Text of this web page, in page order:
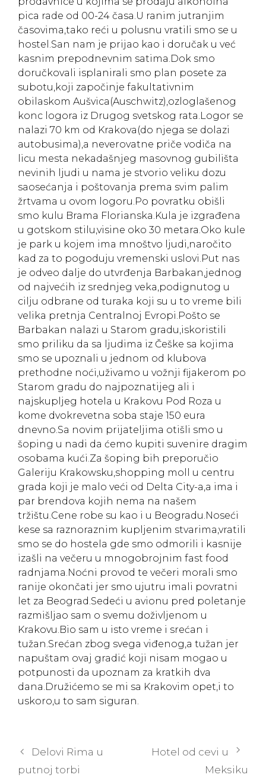
pica rade od 00-24 časa.U ranim jutranjim
časovima,tako reći u polusnu vratili smo se u
hostel.San nam je prijao kao i doručak u već
kasnim prepodnevnim satima.Dok smo
doručkovali isplanirali smo plan posete za
subotu,koji započinje fakultativnim
obilaskom Aušvica(Auschwitz),ozloglašenog
konc logora iz Drugog svetskog rata.Logor se
nalazi 70 km od Krakova(do njega se dolazi
autobusima),a neverovatne priče vodiča na
licu mesta nekadašnjeg masovnog gubilišta
nevinih ljudi u nama je stvorio veliku dozu
saosećanja i poštovanja prema svim palim
žrtvama u ovom logoru.Po povratku obišli
smo kulu Brama Florianska.Kula je izgrađena
u gotskom stilu,visine oko 30 metara.Oko kule
je park u kojem ima mnoštvo ljudi,naročito
kad za to pogoduju vremenski uslovi.Put nas
je odveo dalje do utvrđenja Barbakan,jednog
od najvećih iz srednjeg veka,podignutog u
cilju odbrane od turaka koji su u to vreme bili
velika pretnja Centralnoj Evropi.Pošto se
Barbakan nalazi u Starom gradu,iskoristili
smo priliku da sa ljudima iz Češke sa kojima
smo se upoznali u jednom od klubova
prethodne noći,uživamo u vožnji fijakerom po
Starom gradu do najpoznatijeg ali i
najskupljeg hotela u Krakovu Pod Roza u
kome dvokrevetna soba staje 150 eura
dnevno.Sa novim prijateljima otišli smo u
šoping u nadi da ćemo kupiti suvenire dragim
osobama kući.Za šoping bih preporučio
Galeriju Krakowsku,shopping moll u centru
grada koji je malo veći od Delta City-a,a ima i
par brendova kojih nema na našem
tržištu.Cene robe su kao i u Beogradu.Noseći
kese sa raznoraznim kupljenim stvarima,vratili
smo se do hostela gde smo odmorili i kasnije
izašli na večeru u mnogobrojnim fast food
radnjama.Noćni provod te večeri morali smo
ranije okončati jer smo ujutru imali povratni
let za Beograd.Sedeći u avionu pred poletanje
razmišljao sam o svemu doživljenom u
Krakovu.Bio sam u isto vreme i srećan i
tužan.Srećan zbog svega viđenog,a tužan jer
napuštam ovaj gradić koji nisam mogao u
potpunosti da upoznam za kratkih dva
dana.Družićemo se mi sa Krakovim opet,i to
uskoro,u to sam siguran.
Post
navigation
Hotel od cevi u
Meksiku
Delovi Rima u
putnoj torbi